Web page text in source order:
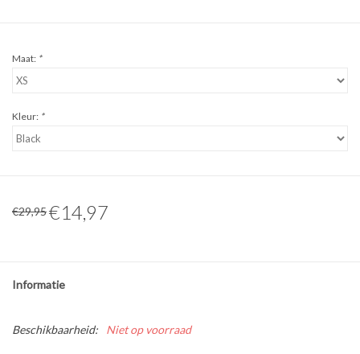
Maat: *
Kleur: *
€29,95€14,97
Informatie
Beschikbaarheid: Niet op voorraad